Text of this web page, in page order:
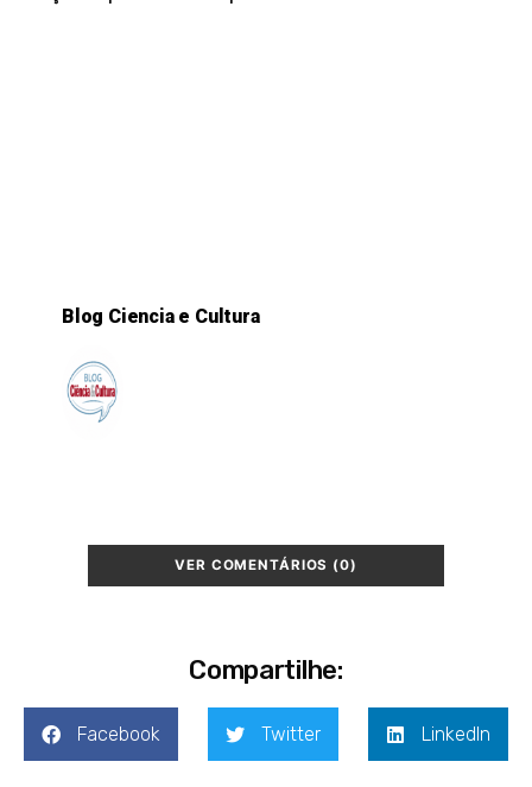
Blog Ciencia e Cultura
VER COMENTÁRIOS (0)
Compartilhe:
Facebook Twitter LinkedIn